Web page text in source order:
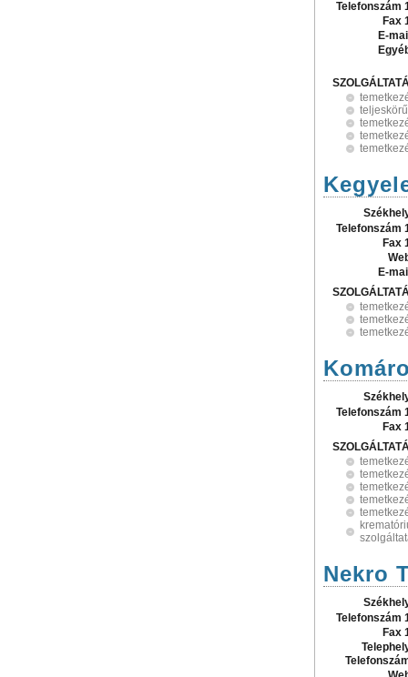
Telefonszám
Fax
E-
Telefonszám
Fax
E-
Telefonszám
Fax
Nekro
Telefonszám
Fax